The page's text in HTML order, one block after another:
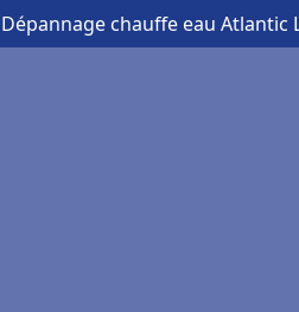
chauffe eau Atlantic